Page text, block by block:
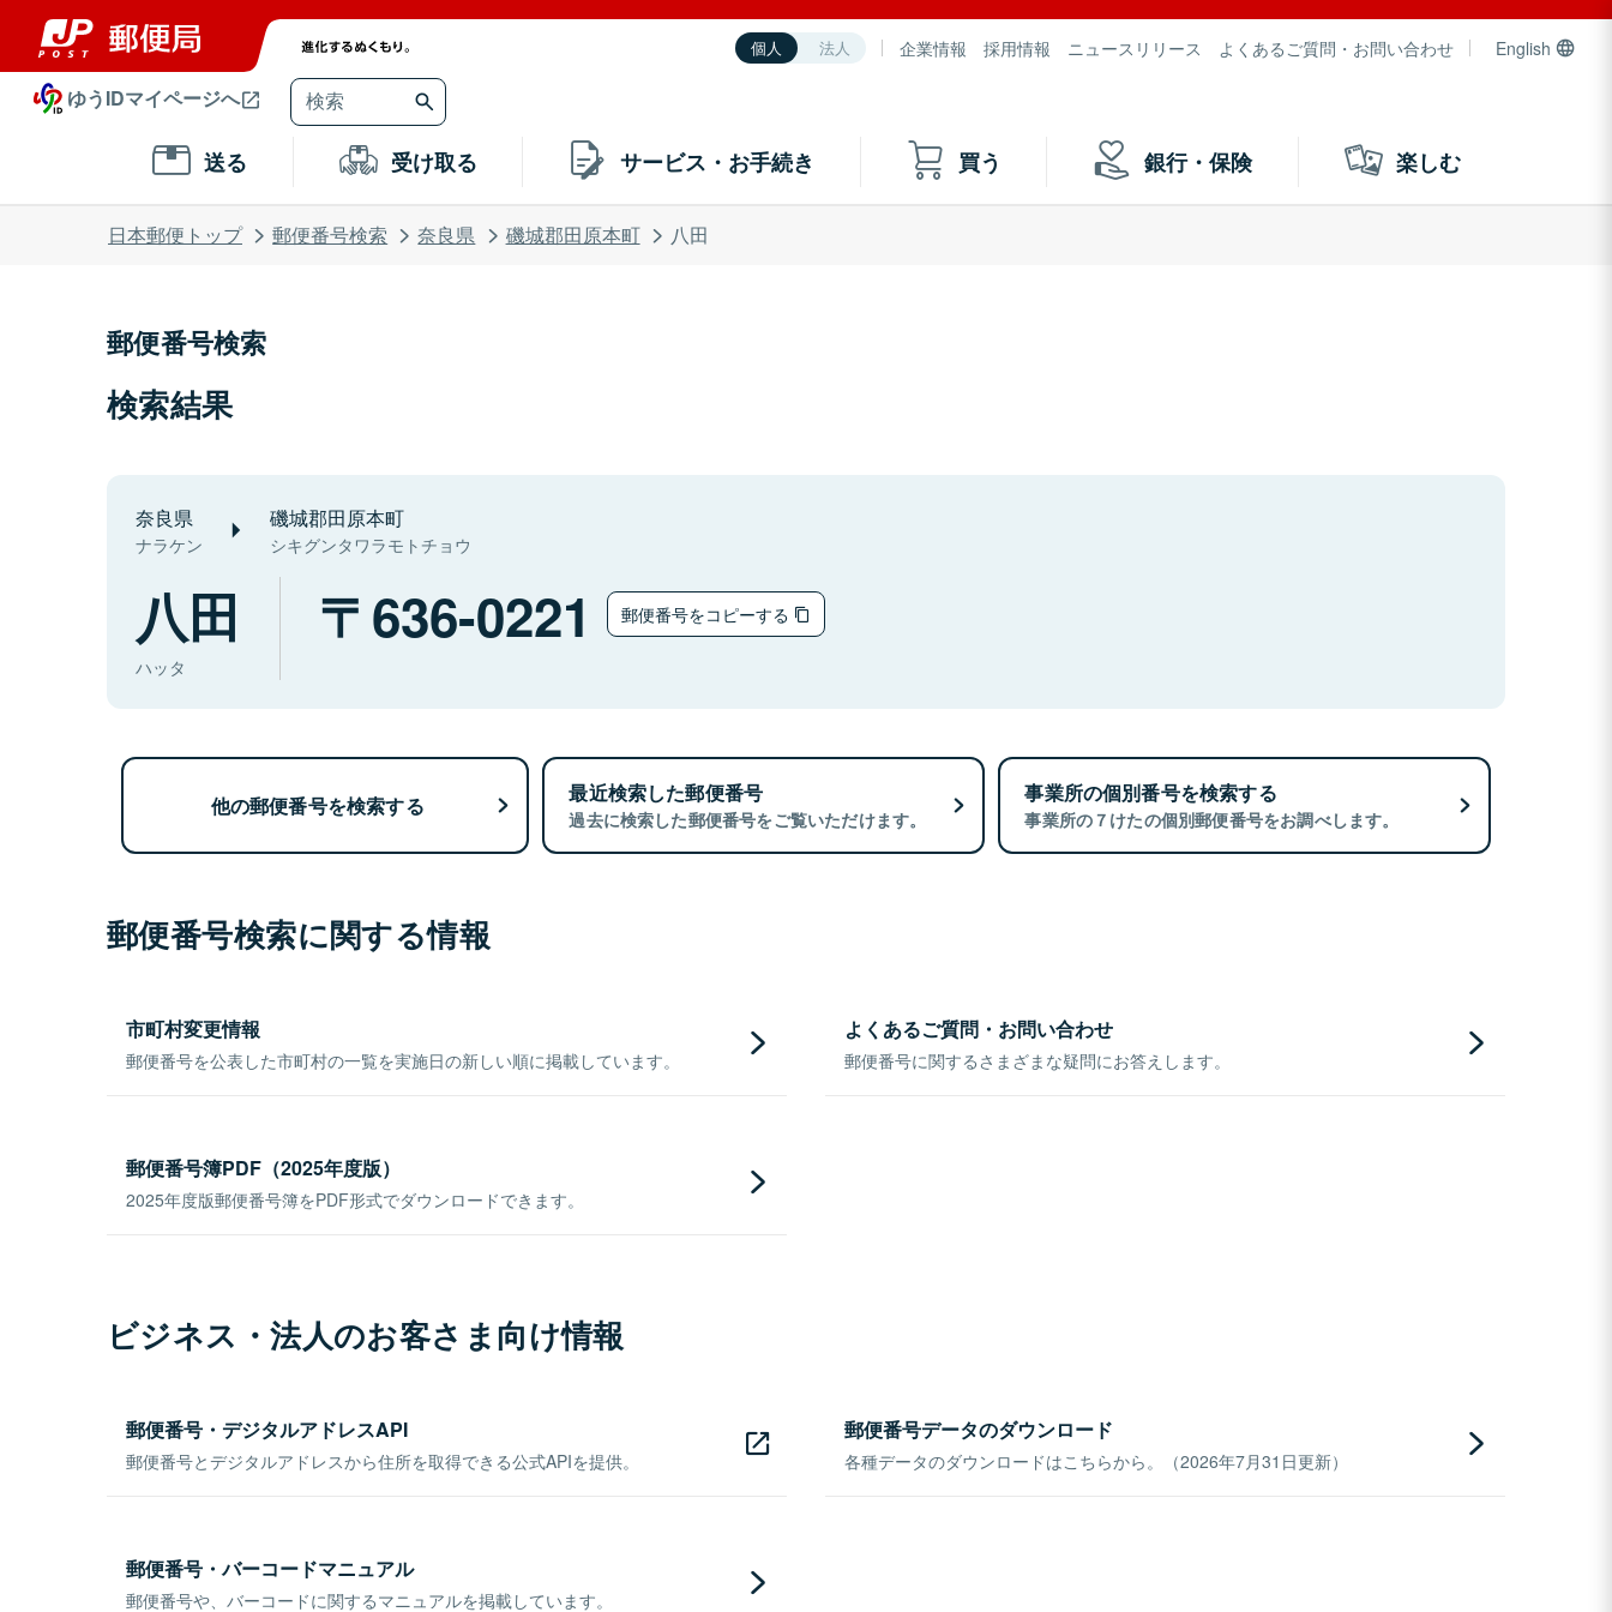
個人 法人 企業情報 採用情報 ニュースリリース よくあるご質問・お問い合わせ English
ゆうIDマイページへ
送る 受け取る サービス・お手続き 買う 銀行・保険 楽しむ
日本郵便トップ 郵便番号検索 奈良県 磯城郡田原本町 八田
郵便番号検索
検索結果
奈良県
ナラケン
磯城郡田原本町
シキグンタワラモトチョウ
八田
ハッタ
636-0221 郵便番号をコピーする
他の郵便番号を検索する 最近検索した郵便番号
過去に検索した郵便番号をご覧いただけます。
事業所の個別番号を検索する
事業所の７けたの個別郵便番号をお調べします。
郵便番号検索に関する情報
市町村変更情報
郵便番号を公表した市町村の一覧を実施日の新しい順に掲載しています。
よくあるご質問・お問い合わせ
郵便番号に関するさまざまな疑問にお答えします。
郵便番号簿PDF（2025年度版）
2025年度版郵便番号簿をPDF形式でダウンロードできます。
ビジネス・法人のお客さま向け情報
郵便番号・デジタルアドレスAPI
郵便番号とデジタルアドレスから住所を取得できる公式APIを提供。
郵便番号データのダウンロード
各種データのダウンロードはこちらから。（2026年7月31日更新）
郵便番号・バーコードマニュアル
郵便番号や、バーコードに関するマニュアルを掲載しています。